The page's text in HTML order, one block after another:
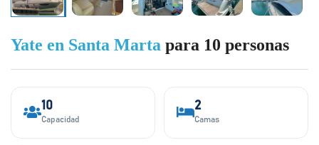
Yate en Santa Marta para 10 personas
10
Capacidad
2
Camas